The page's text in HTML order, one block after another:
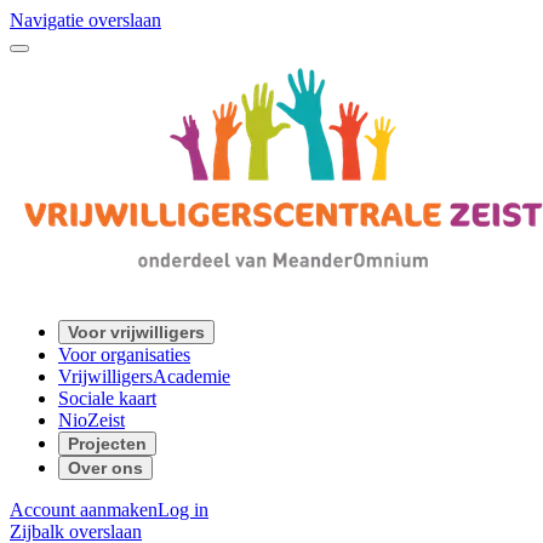
Navigatie overslaan
Voor vrijwilligers
Voor organisaties
VrijwilligersAcademie
Sociale kaart
NioZeist
Projecten
Over ons
Account aanmakenLog in
Zijbalk overslaan